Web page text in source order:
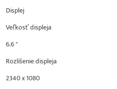
Displej
Veľkosť displeja
6.6 "
Rozlíšenie displeja
2340 x 1080